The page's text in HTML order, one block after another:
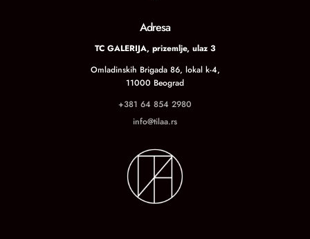
Adresa
TC GALERIJA, prizemlje, ulaz 3
Omladinskih Brigada 86, lokal k-4,
11000 Beograd
+381 64 854 2980
info@tilaa.rs